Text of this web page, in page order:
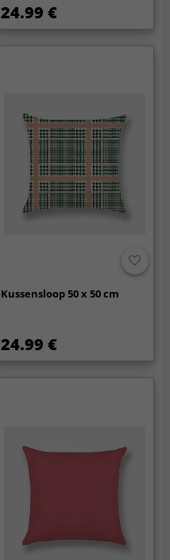
24.99 €
Kussensloop 50 x 50 cm
24.99 €